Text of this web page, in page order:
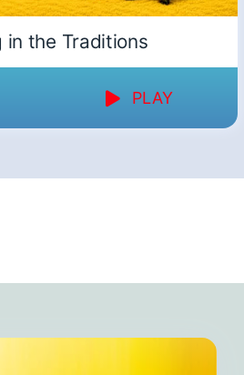
in the Traditions
PLAY